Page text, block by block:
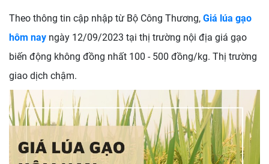
Theo thông tin cập nhập từ Bộ Công Thương, Giá lúa gạo
hôm nay ngày 12/09/2023 tại thị trường nội địa giá gạo
biến động không đồng nhất 100 - 500 đồng/kg. Thị trường
giao dịch chậm.